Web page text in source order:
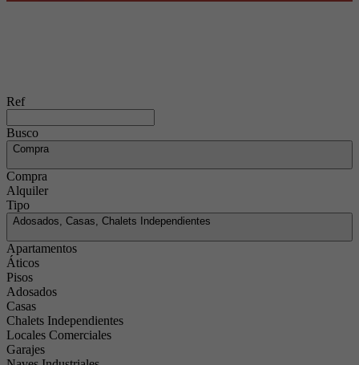
Ref
Busco
Compra
Compra
Alquiler
Tipo
Adosados, Casas, Chalets Independientes
Apartamentos
Áticos
Pisos
Adosados
Casas
Chalets Independientes
Locales Comerciales
Garajes